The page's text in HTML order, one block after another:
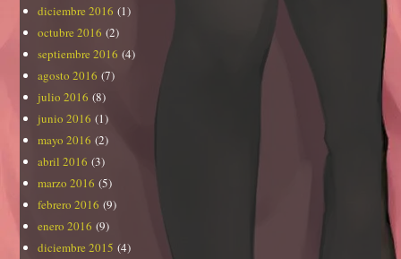
diciembre 2016 (1)
octubre 2016 (2)
septiembre 2016 (4)
agosto 2016 (7)
julio 2016 (8)
junio 2016 (1)
mayo 2016 (2)
abril 2016 (3)
marzo 2016 (5)
febrero 2016 (9)
enero 2016 (9)
diciembre 2015 (4)